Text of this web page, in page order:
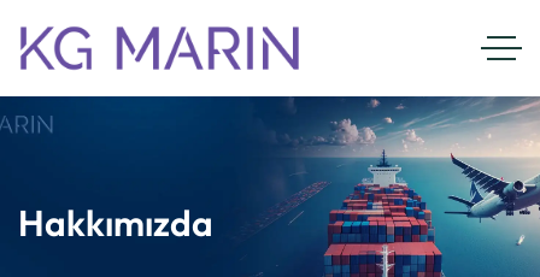
Hakkımızda